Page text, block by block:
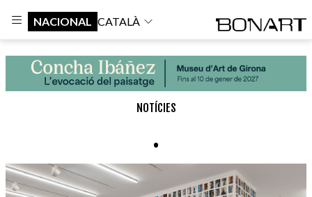
NACIONAL CATALÀ
NOTÍCIES
.